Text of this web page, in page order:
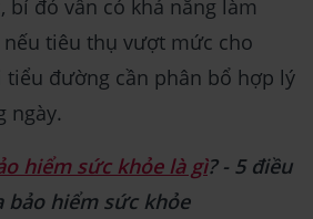
bí đỏ vẫn có khả năng làm
tiêu thụ vượt mức cho
tiểu đường cần phân bổ hợp lý
ngày.
hiểm sức khỏe là gì? - 5 điều
bảo hiểm sức khỏe